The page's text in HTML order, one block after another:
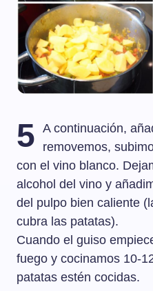
5
A continuación,
removemos,
con el vino blanco.
alcohol del vino y
del pulpo bien caliente
cubra las patatas).
Cuando el guiso
fuego y cocinamos 10-
patatas estén cocidas.